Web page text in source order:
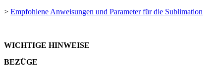
> Empfohlene Anweisungen und Parameter für die Sublimation
WICHTIGE HINWEISE
BEZÜGE